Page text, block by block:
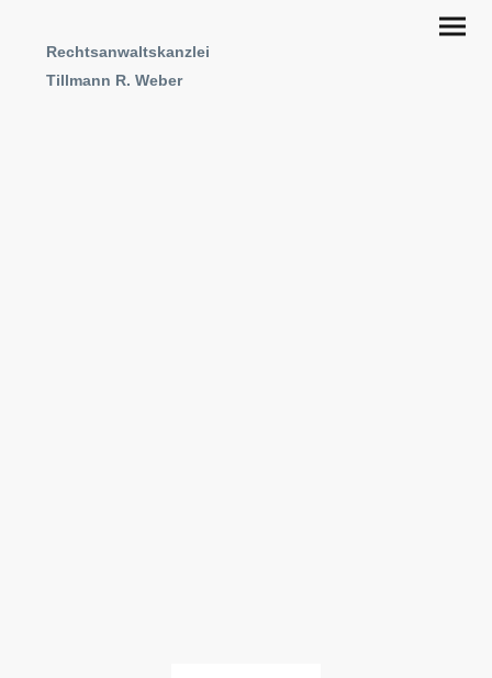
Rechtsanwaltskanzlei
Tillmann R. Weber